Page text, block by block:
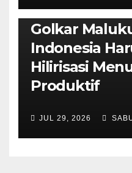
Isi Materi LK-
Golkar
Indonesia
Hilirisasi
Produktif
JUL 29, 2026